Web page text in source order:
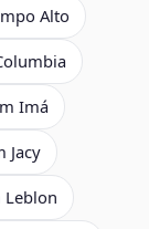
Alto
Imá
Jacy
Leblon